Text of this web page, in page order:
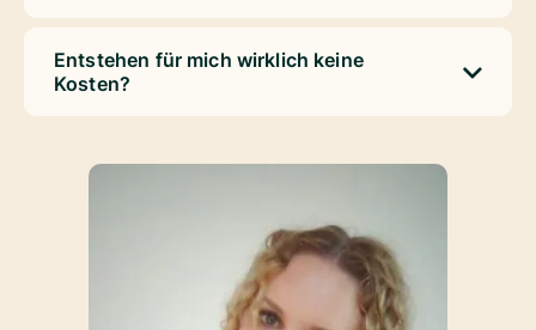
Entstehen für mich wirklich keine
Kosten?